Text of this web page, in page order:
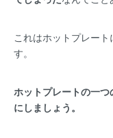
これはホットプレー
す。
ホットプレートの一
にしましょう。